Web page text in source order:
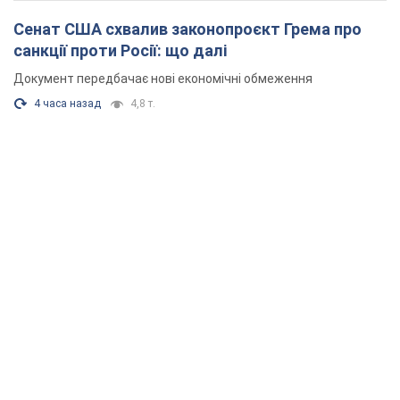
Сенат США схвалив законопроєкт Грема про
санкції проти Росії: що далі
Документ передбачає нові економічні обмеження
4 часа назад 4,8 т.